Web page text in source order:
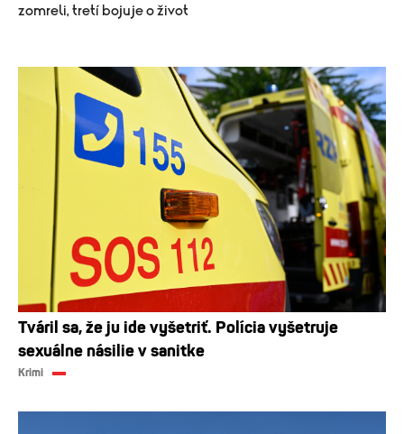
zomreli, tretí bojuje o život
Tváril sa, že ju ide vyšetriť. Polícia vyšetruje
sexuálne násilie v sanitke
Krimi